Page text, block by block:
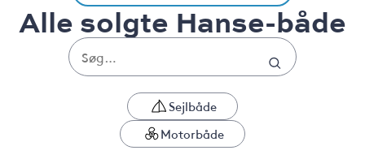
Alle solgte Hanse-både
Sejlbåde
Motorbåde